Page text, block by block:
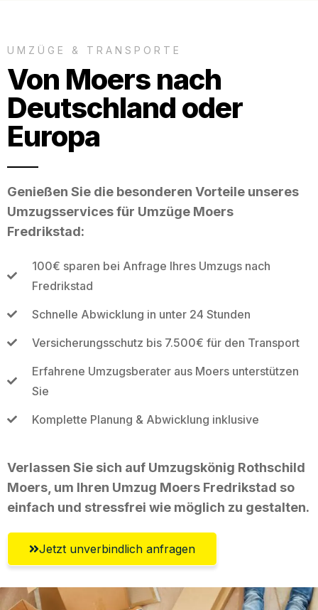
UMZÜGE & TRANSPORTE
Von Moers nach
Deutschland oder
Europa
Genießen Sie die besonderen Vorteile unseres
Umzugsservices für Umzüge Moers
Fredrikstad:
100€ sparen bei Anfrage Ihres Umzugs nach
Fredrikstad
Schnelle Abwicklung in unter 24 Stunden
Versicherungsschutz bis 7.500€ für den Transport
Erfahrene Umzugsberater aus Moers unterstützen
Sie
Komplette Planung & Abwicklung inklusive
Verlassen Sie sich auf Umzugskönig Rothschild
Moers, um Ihren Umzug Moers Fredrikstad so
einfach und stressfrei wie möglich zu gestalten.
Jetzt unverbindlich anfragen